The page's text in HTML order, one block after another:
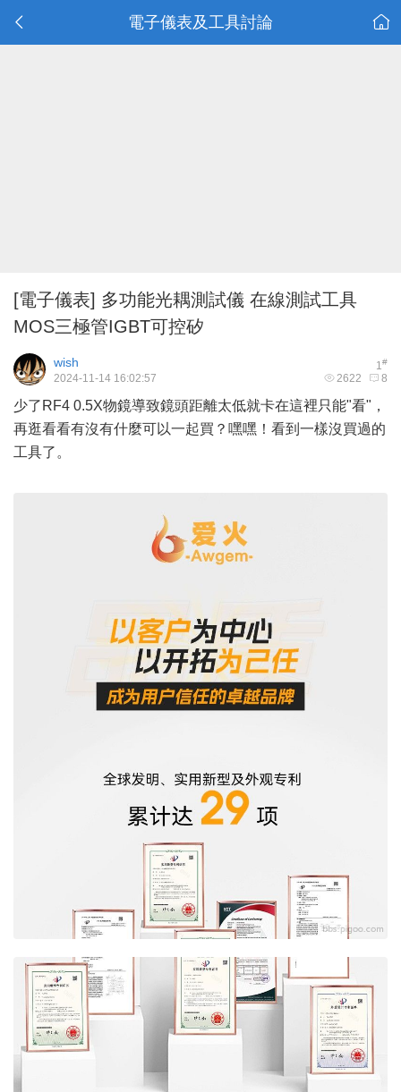
電子儀表及工具討論
[電子儀表] 多功能光耦測試儀 在線測試工具
MOS三極管IGBT可控矽
1#
wish
2622 8
2024-11-14 16:02:57
少了RF4 0.5X物鏡導致鏡頭距離太低就卡在這裡只能"看"，
再逛看看有沒有什麼可以一起買？嘿嘿！看到一樣沒買過的
工具了。